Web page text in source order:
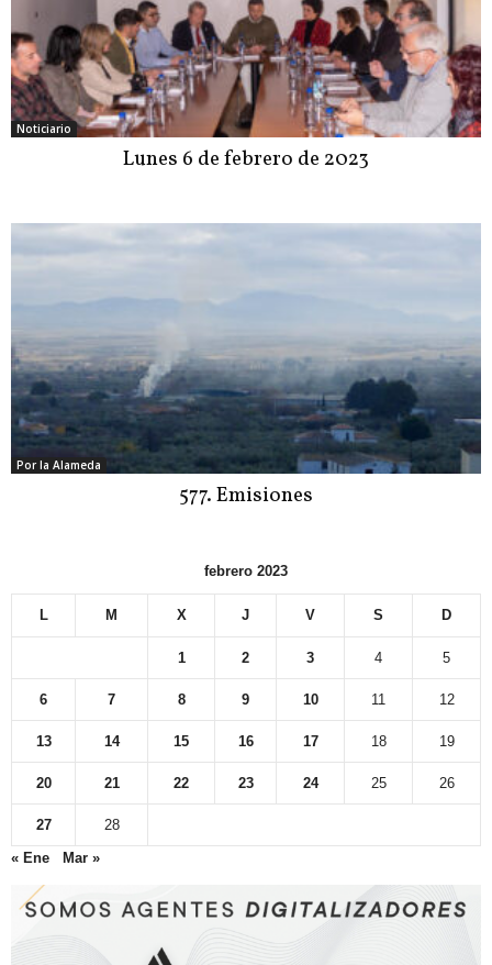
Noticiario
Lunes 6 de febrero de 2023
Por la Alameda
577. Emisiones
febrero 2023
L M X J V S D
1 2 3 4 5
6 7 8 9 10 11 12
13 14 15 16 17 18 19
20 21 22 23 24 25 26
27
28
« Ene
Mar »